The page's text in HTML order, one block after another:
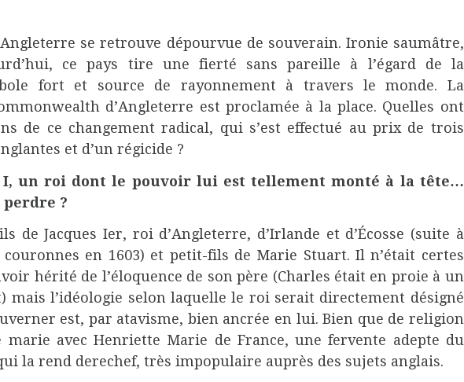
se retrouve dépourvue de souverain. Ironie saumâtre,
ce pays tire une fierté sans pareille à l’égard de la
fort et source de rayonnement à travers le monde. La
d’Angleterre est proclamée à la place. Quelles ont
de ce changement radical, qui s’est effectué au prix de trois
et d’un régicide ?
I, un roi dont le pouvoir lui est tellement monté à la tête…
?
de Jacques Ier, roi d’Angleterre, d’Irlande et d’Écosse (suite à
couronnes en 1603) et petit-fils de Marie Stuart. Il n’était certes
hérité de l’éloquence de son père (Charles était en proie à un
mais l’idéologie selon laquelle le roi serait directement désigné
est, par atavisme, bien ancrée en lui. Bien que de religion
avec Henriette Marie de France, une fervente adepte du
la rend derechef, très impopulaire auprès des sujets anglais.